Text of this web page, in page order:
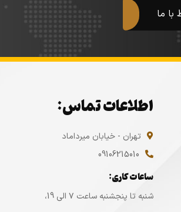
با ما
اطلاعات تماس:
تهران - خیابان میرداماد
09106215010
ساعات کاری:
شنبه تا پنجشنبه ساعت ۷ الی 19،